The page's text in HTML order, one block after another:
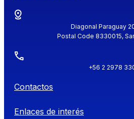
Diagonal Paraguay
Postal Code 8330015,
+56 2 2978
Contactos
Enlaces de interés